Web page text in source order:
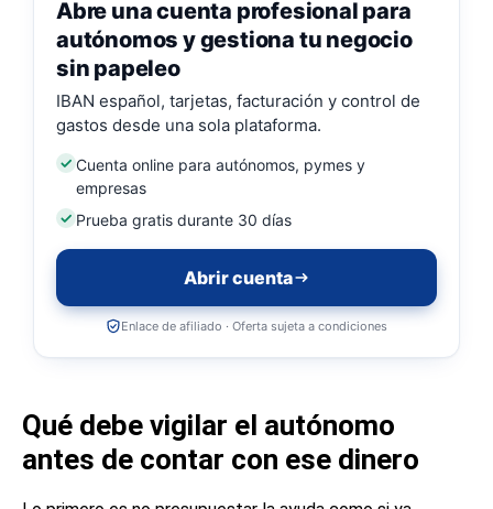
Abre una cuenta profesional para
autónomos y gestiona tu negocio
sin papeleo
IBAN español, tarjetas, facturación y control de
gastos desde una sola plataforma.
Cuenta online para autónomos, pymes y
empresas
Prueba gratis durante 30 días
Abrir cuenta
Enlace de afiliado · Oferta sujeta a condiciones
Qué debe vigilar el autónomo
antes de contar con ese dinero